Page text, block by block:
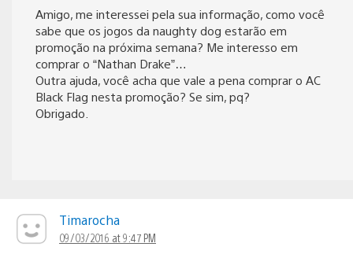
Amigo, me interessei pela sua informação, como você
sabe que os jogos da naughty dog estarão em
promoção na próxima semana? Me interesso em
comprar o “Nathan Drake”…
Outra ajuda, você acha que vale a pena comprar o AC
Black Flag nesta promoção? Se sim, pq?
Obrigado.
Timarocha
09/03/2016 at 9:47 PM